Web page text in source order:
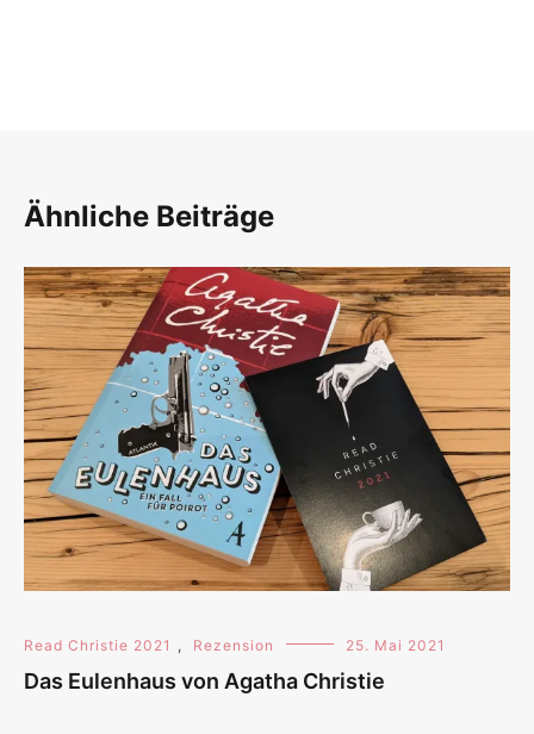
Ähnliche Beiträge
Read Christie 2021 , Rezension 25. Mai 2021
Das Eulenhaus von Agatha Christie